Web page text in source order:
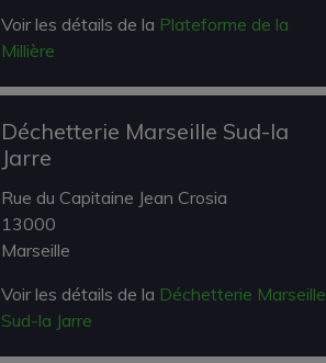
Voir les détails de la Plateforme de la
Millière
Déchetterie Marseille Sud-la
Jarre
Rue du Capitaine Jean Crosia
13000
Marseille
Voir les détails de la Déchetterie Marseille
Sud-la Jarre